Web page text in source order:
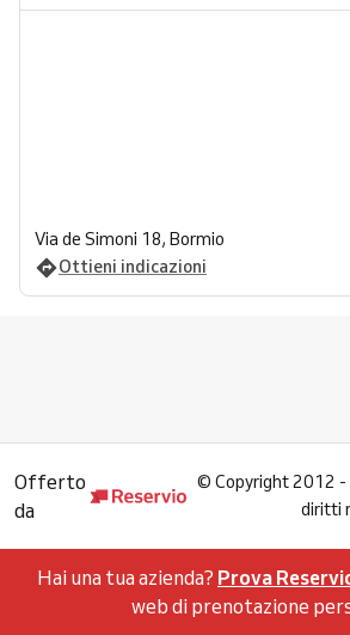
Via de Simoni 18, Bormio
Ottieni indicazioni
Offerto
da
© Copyright 2012
diritti
Hai una tua azienda? Prova
web di prenotazione